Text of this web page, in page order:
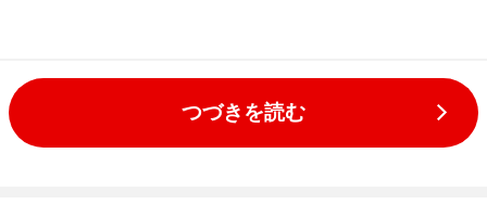
つづきを読む